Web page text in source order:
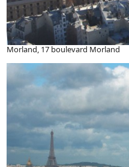
Morland, 17 boulevard Morland